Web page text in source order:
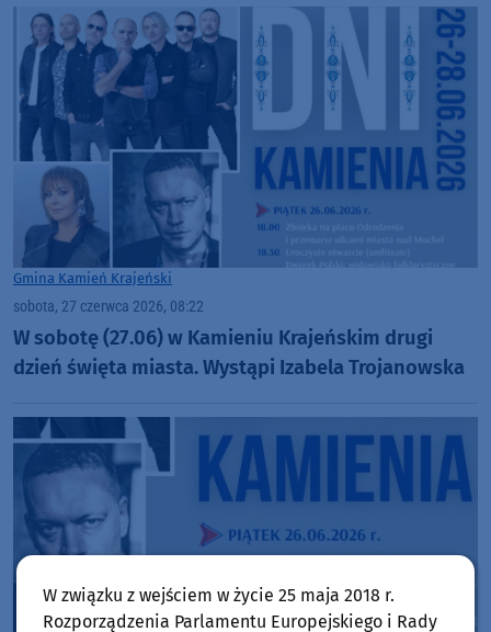
Gmina Kamień Krajeński
sobota, 27 czerwca 2026, 08:22
W sobotę (27.06) w Kamieniu Krajeńskim drugi
dzień święta miasta. Wystąpi Izabela Trojanowska
W związku z wejściem w życie 25 maja 2018 r.
Rozporządzenia Parlamentu Europejskiego i Rady